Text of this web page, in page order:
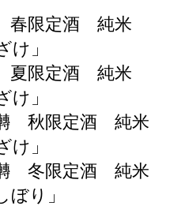
春限定酒 純米
」
夏限定酒 純米
」
囀 秋限定酒 純米
」
囀 冬限定酒 純米
り」